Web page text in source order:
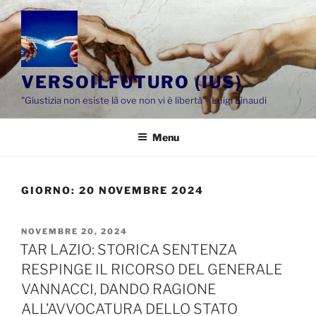
Salta
al
contenuto
VERSOILFUTURO (IUS)
"Giustizia non esiste là ove non vi è libertà"- Luigi Einaudi
Menu
GIORNO: 20 NOVEMBRE 2024
PUBBLICATO
IL
NOVEMBRE 20, 2024
TAR LAZIO: STORICA SENTENZA
RESPINGE IL RICORSO DEL GENERALE
VANNACCI, DANDO RAGIONE
ALL’AVVOCATURA DELLO STATO